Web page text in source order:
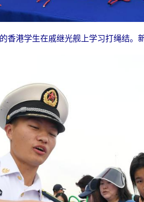
香港学生在戚继光舰上学习打绳结。